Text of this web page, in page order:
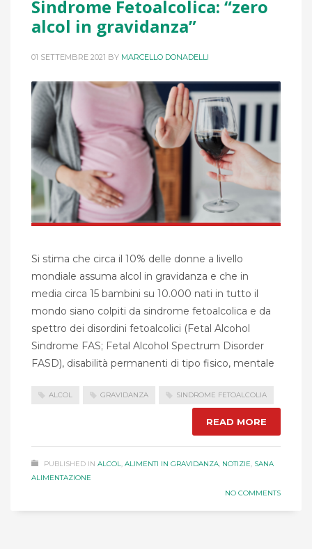
Sindrome Fetoalcolica: “zero
alcol in gravidanza”
01 SETTEMBRE 2021 BY MARCELLO DONADELLI
Si stima che circa il 10% delle donne a livello
mondiale assuma alcol in gravidanza e che in
media circa 15 bambini su 10.000 nati in tutto il
mondo siano colpiti da sindrome fetoalcolica e da
spettro dei disordini fetoalcolici (Fetal Alcohol
Sindrome FAS; Fetal Alcohol Spectrum Disorder
FASD), disabilità permanenti di tipo fisico, mentale
ALCOL GRAVIDANZA SINDROME FETOALCOLIA
READ MORE
PUBLISHED IN ALCOL, ALIMENTI IN GRAVIDANZA, NOTIZIE, SANA
ALIMENTAZIONE
NO COMMENTS